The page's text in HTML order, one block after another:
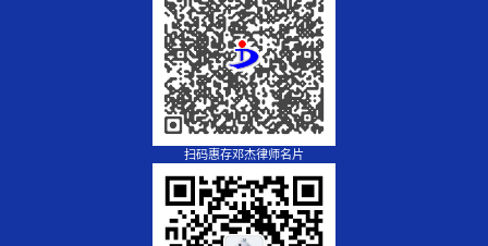
扫码惠存邓杰律师名片